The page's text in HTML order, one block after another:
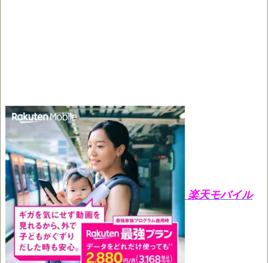
楽天モバイル